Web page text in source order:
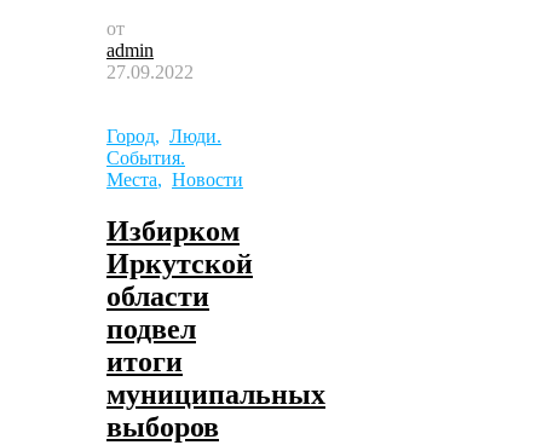
от
admin
27.09.2022
Город, Люди.
События.
Места, Новости
Избирком
Иркутской
области
подвел
итоги
муниципальных
выборов